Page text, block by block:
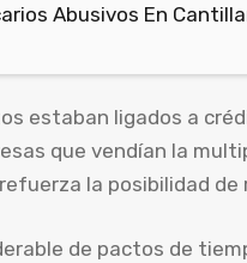
Abusivos En
estaban ligados a
que vendían la
la posibilidad de
de pactos de